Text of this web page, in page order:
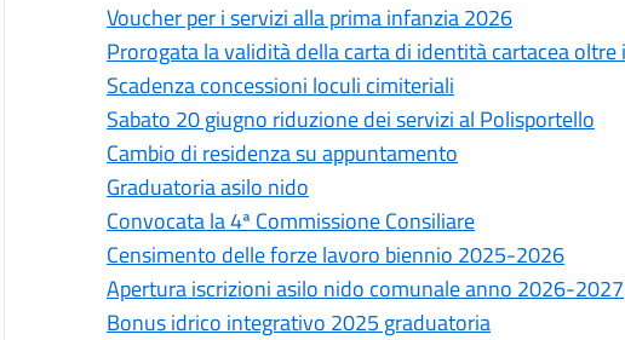
Voucher per i servizi alla prima infanzia 2026
Prorogata la validità della carta di identità cartacea
Scadenza concessioni loculi cimiteriali
Sabato 20 giugno riduzione dei servizi al Polisportello
Cambio di residenza su appuntamento
Graduatoria asilo nido
Convocata la 4ª Commissione Consiliare
Censimento delle forze lavoro biennio 2025-2026
Apertura iscrizioni asilo nido comunale anno 2026-2027
Bonus idrico integrativo 2025 graduatoria